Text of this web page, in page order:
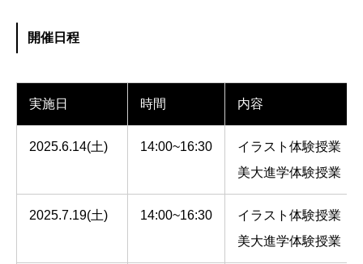
開催日程
実施日 時間 内容
2025.6.14(土) 14:00~16:30
イラスト体験授業：
美大進学体験授業：
2025.7.19(土) 14:00~16:30
イラスト体験授業：
美大進学体験授業：